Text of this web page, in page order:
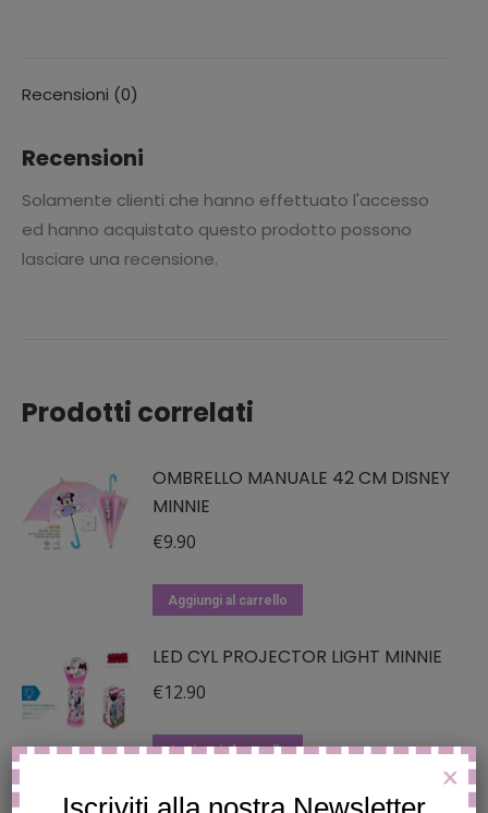
Recensioni (0)
Recensioni
Solamente clienti che hanno effettuato l'accesso
ed hanno acquistato questo prodotto possono
lasciare una recensione.
Prodotti correlati
OMBRELLO MANUALE 42 CM DISNEY
MINNIE
€9.90
Aggiungi al carrello
LED CYL PROJECTOR LIGHT MINNIE
€12.90
Aggiungi al carrello
BACCHETTE MAGICHE HARRY
X